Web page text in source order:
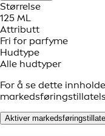
Størrelse
125 ML
Attributt
Fri for parfyme
Hudtype
Alle hudtyper
For å se dette
Aktiver